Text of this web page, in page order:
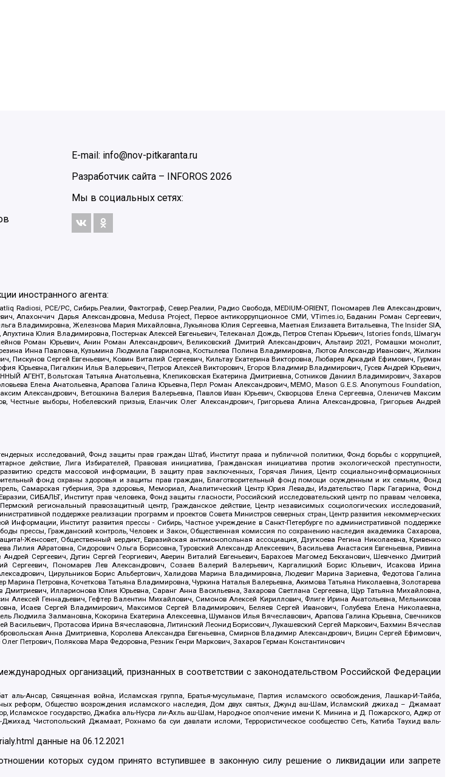
E-mail: info@nov-pitkaranta.ru
Разработчик сайта – INFOROS 2026
Мы в социальных сетях:
иностранного агента:
Radiosi, PCE/PC, Сибирь.Реалии, Фактограф, Север.Реалии, Радио Свобода, MEDIUM-ORIENT, Пономарев Лев Александрович,
Апахончич Дарья Александровна, Medusa Project, Первое антикоррупционное СМИ, VTimes.io, Баданин Роман Сергеевич,
Владимировна, Железнова Мария Михайловна, Лукьянова Юлия Сергеевна, Маетная Елизавета Витальевна, The Insider SIA,
Юлия Владимировна, Постернак Алексей Евгеньевич, Телеканал Дождь, Петров Степан Юрьевич, Istories fonds, Шмагун
Роман Юрьевич, Анин Роман Александрович, Великовский Дмитрий Александрович, Альтаир 2021, Ромашки монолит,
Инна Павловна, Кузьмина Людмила Гавриловна, Костылева Полина Владимировна, Лютов Александр Иванович, Жилкин
Сергей Евгеньевич, Ковин Виталий Сергеевич, Кильтау Екатерина Викторовна, Любарев Аркадий Ефимович, Гурман
Юрьевна, Пигалкин Илья Валерьевич, Петров Алексей Викторович, Егоров Владимир Владимирович, Гусев Андрей Юрьевич,
АГЕНТ, Вольтская Татьяна Анатольевна, Клепиковская Екатерина Дмитриевна, Сотников Даниил Владимирович, Захаров
Елена Анатольевна, Арапова Галина Юрьевна, Перл Роман Александрович, МЕМО, Mason G.E.S. Anonymous Foundation,
Александрович, Ветошкина Валерия Валерьевна, Павлов Иван Юрьевич, Скворцова Елена Сергеевна, Оленичев Максим
выборы, Нобелевский призыв, Еланчик Олег Александрович, Григорьева Алина Александровна, Григорьев Андрей
исследований, Фонд защиты прав граждан Штаб, Институт права и публичной политики, Фонд борьбы с коррупцией,
действие, Лига Избирателей, Правовая инициатива, Гражданская инициатива против экологической преступности,
средств массовой информации, В защиту прав заключенных, Горячая Линия, Центр социально-информационных
фонд охраны здоровья и защиты прав граждан, Благотворительный фонд помощи осужденным и их семьям, Фонд
Самарская губерния, Эра здоровья, Мемориал, Аналитический Центр Юрия Левады, Издательство Парк Гагарина, Фонд
СИБАЛЬТ, Институт прав человека, Фонд защиты гласности, Российский исследовательский центр по правам человека,
региональный правозащитный центр, Гражданское действие, Центр независимых социологических исследований,
поддержке реализации программ и проектов Совета Министров северных стран, Центр развития некоммерческих
Информации, Институт развития прессы - Сибирь, Частное учреждение в Санкт-Петербурге по административной поддержке
прессы, Гражданский контроль, Человек и Закон, Общественная комиссия по сохранению наследия академика Сахарова,
Женсовет, Общественный вердикт, Евразийская антимонопольная ассоциация, Дзугкоева Регина Николаевна, Кривенко
Айратовна, Сидорович Ольга Борисовна, Туровский Александр Алексеевич, Васильева Анастасия Евгеньевна, Ривина
Сергеевич, Дугин Сергей Георгиевич, Аверин Виталий Евгеньевич, Барахоев Магомед Бекханович, Шевченко Дмитрий
Пономарев Лев Александрович, Созаев Валерий Валерьевич, Каргалицкий Борис Юльевич, Исакова Ирина
Цирульников Борис Альбертович, Халидова Марина Владимировна, Людевиг Марина Зариевна, Федотова Галина
Петровна, Кочеткова Татьяна Владимировна, Чуркина Наталья Валерьевна, Акимова Татьяна Николаевна, Золотарева
Илларионова Юлия Юрьевна, Саранг Анна Васильевна, Захарова Светлана Сергеевна, Щур Татьяна Михайловна,
Геннадьевич, Гефтер Валентин Михайлович, Симонов Алексей Кириллович, Флиге Ирина Анатольевна, Мельникова
Исаев Сергей Владимирович, Максимов Сергей Владимирович, Беляев Сергей Иванович, Голубева Елена Николаевна,
Людмила Залмановна, Кокорина Екатерина Алексеевна, Шуманов Илья Вячеславович, Арапова Галина Юрьевна, Свечников
Протасова Ирина Вячеславовна, Литинский Леонид Борисович, Лукашевский Сергей Маркович, Бахмин Вячеслав
Анна Дмитриевна, Королева Александра Евгеньевна, Смирнов Владимир Александрович, Вицин Сергей Ефимович,
Петрович, Полякова Мара Федоровна, Резник Генри Маркович, Захаров Герман Константинович
организаций, признанных в соответствии с законодательством Российской Федерации
Ансар, Священная война, Исламская группа, Братья-мусульмане, Партия исламского освобождения, Лашкар-И-Тайба,
реформ, Общество возрождения исламского наследия, Дом двух святых, Джунд аш-Шам, Исламский джихад – Джамаат
Исламское государство, Джабха аль-Нусра ли-Ахль аш-Шам, Народное ополчение имени К. Минина и Д. Пожарского, Аджр от
Чистопольский Джамаат, Рохнамо ба суи давлати исломи, Террористическое сообщество Сеть, Катиба Таухид валь-
данные на06.12.2021
которых судом принято вступившее в законную силу решение о ликвидации или запрете